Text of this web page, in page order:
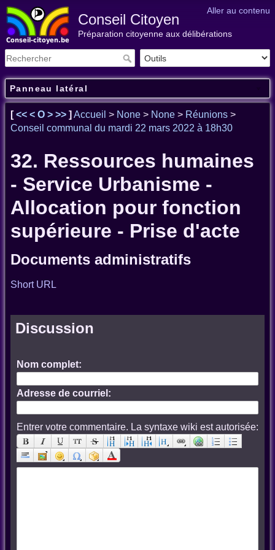
Aller au contenu
Conseil Citoyen
Préparation citoyenne aux délibérations
Panneau latéral
[<< < O > >> ] Accueil > None > None > Réunions >
Conseil communal du mardi 22 mars 2022 à 18h30
32. Ressources humaines
- Service Urbanisme -
Allocation pour fonction
supérieure - Prise d'acte
Documents administratifs
Short URL
Discussion
Nom complet:
Adresse de courriel:
Entrer votre commentaire. La syntaxe wiki est autorisée: